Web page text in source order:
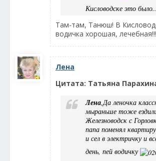
Кисловодске это
Там-там, Танюш! В
водичка хорошая, лечебная!!!
Лена
Цитата: Татьяна
Лена,Да леночка
мыраньше тоже
Железноводск с
папа поменял
и сел в электричку и
день, пей водичку